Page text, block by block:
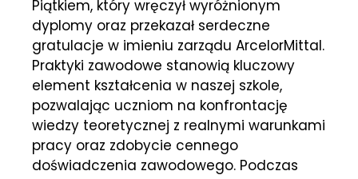
Piątkiem, który wręczył wyróżnionym
dyplomy oraz przekazał serdeczne
gratulacje w imieniu zarządu ArcelorMittal.
Praktyki zawodowe stanowią kluczowy
element kształcenia w naszej szkole,
pozwalając uczniom na konfrontację
wiedzy teoretycznej z realnymi warunkami
pracy oraz zdobycie cennego
doświadczenia zawodowego. Podczas